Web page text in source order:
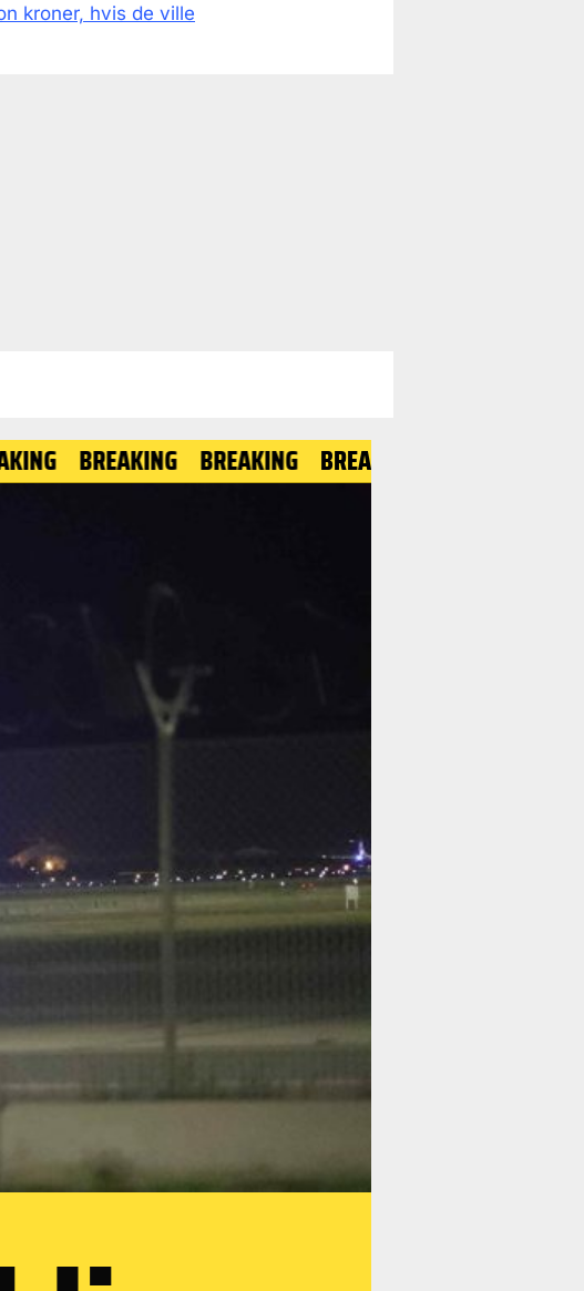
kroner, hvis de ville
BREAKING BREAKING BREAKING BREAKING